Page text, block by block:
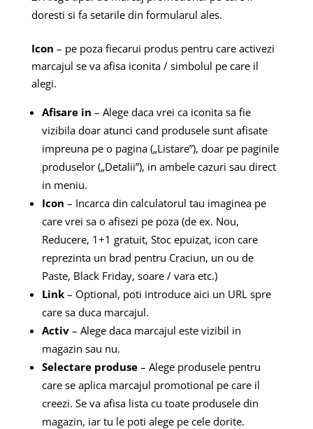
doresti si fa setarile din formularul ales.
Icon – pe poza fiecarui produs pentru care activezi
marcajul se va afisa iconita / simbolul pe care il
alegi.
Afisare in – Alege daca vrei ca iconita sa fie
vizibila doar atunci cand produsele sunt afisate
impreuna pe o pagina („Listare”), doar pe paginile
produselor („Detalii”), in ambele cazuri sau direct
in meniu.
Icon – Incarca din calculatorul tau imaginea pe
care vrei sa o afisezi pe poza (de ex. Nou,
Reducere, 1+1 gratuit, Stoc epuizat, icon care
reprezinta un brad pentru Craciun, un ou de
Paste, Black Friday, soare / vara etc.)
Link – Optional, poti introduce aici un URL spre
care sa duca marcajul.
Activ – Alege daca marcajul este vizibil in
magazin sau nu.
Selectare produse– Alege produsele pentru
care se aplica marcajul promotional pe care il
creezi. Se va afisa lista cu toate produsele din
magazin, iar tu le poti alege pe cele dorite.